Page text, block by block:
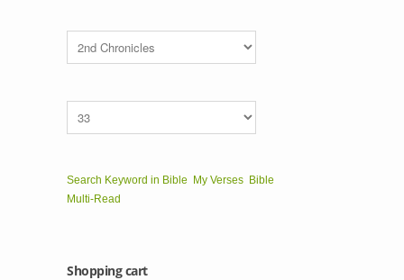
Search Keyword in Bible My Verses Bible
Multi-Read
Shopping cart